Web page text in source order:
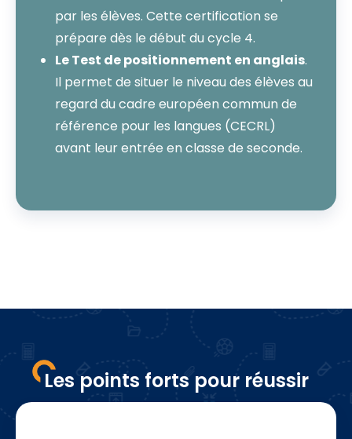
par les élèves. Cette certification se
prépare dès le début du cycle 4.
Le Test de positionnement en anglais.
Il permet de situer le niveau des élèves au
regard du cadre européen commun de
référence pour les langues (CECRL)
avant leur entrée en classe de seconde.
Les points forts pour réussir